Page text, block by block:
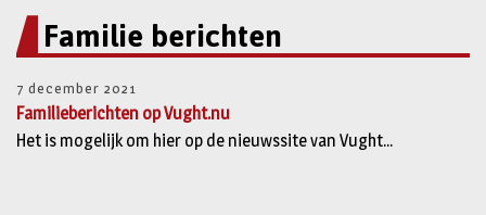
Familie berichten
7 december 2021
Familieberichten op Vught.nu
Het is mogelijk om hier op de nieuwssite van Vught...